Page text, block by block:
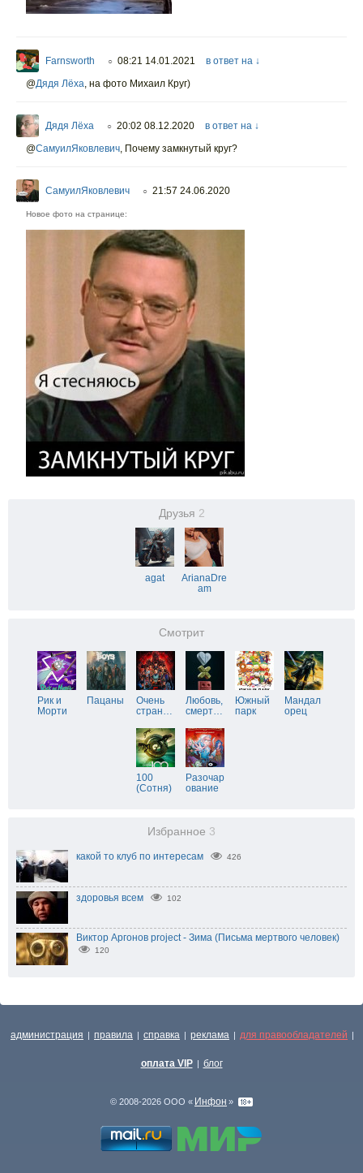
Farnsworth ○ 08:21 14.01.2021
в ответ на ↓
@Дядя Лёха, на фото Михаил Круг)
Дядя Лёха ○ 20:02 08.12.2020
в ответ на ↓
@СамуилЯковлевич, Почему замкнутый круг?
СамуилЯковлевич ○ 21:57 24.06.2020
Новое фото на странице:
Друзья 2
agat
ArianaDre
am
Смотрит
Рик и
Морти
Пацаны
Очень
стран…
Любовь,
смерт…
Южный
парк
Мандал
орец
100
(Сотня)
Разочар
ование
Избранное 3
какой то клуб по интересам 426
здоровья всем 102
Виктор Аргонов project - Зима (Письма мертвого человек)
120
администрация | правила | справка | реклама | для правообладателей |
оплата VIP | блог
© 2008-2026 ООО « Инфон »